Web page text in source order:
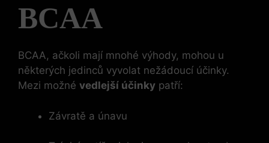
BCAA
BCAA, ačkoli mají mnohé výhody, mohou u
některých jedinců vyvolat nežádoucí účinky.
Mezi možné vedlejší účinky patří:
Závratě a únavu